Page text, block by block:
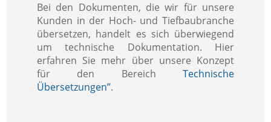
Bei den Dokumenten, die wir für unsere
Kunden in der Hoch- und Tiefbaubranche
übersetzen, handelt es sich überwiegend
um technische Dokumentation. Hier
erfahren Sie mehr über unsere Konzept
für den Bereich Technische
Übersetzungen”.